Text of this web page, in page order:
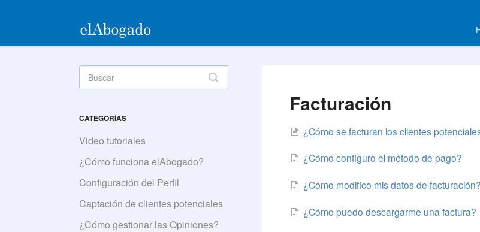
Facturación
¿Cómo se facturan los clientes
¿Cómo configuro el método de pago?
¿Cómo modifico mis datos de facturación?
¿Cómo puedo descargarme una factura?
Toggle
Search
CATEGORÍAS
Video tutoriales
¿Cómo funciona elAbogado?
Configuración del Perfil
Captación de clientes potenciales
¿Cómo gestionar las Opiniones?